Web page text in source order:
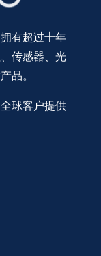
有超过十年
传感器、光
品。
球客户提供